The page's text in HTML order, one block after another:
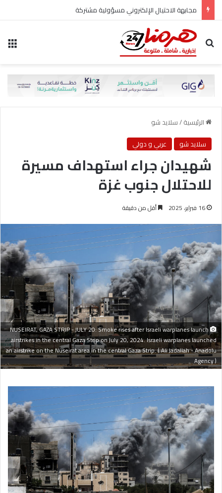
مجابهة الاحتيال الإلكتروني مسؤولية مشتركة
بحث عن
الرئيسية/سلايد شو
سلايد شو
عربي و دولي
شهيدان جراء استهداف مسيرة
للاحتلال جنوب غزة
16 فبراير، 2025 أقل من دقيقة
NUSEIRAT, GAZA STRIP - JULY 20: Smoke rises after Israeli warplanes launch
airstrikes in the central Gaza Strip on July 20, 2024. Israeli warplanes launched
an airstrike on the Nuseirat area in the central Gaza Strip. ( Ali Jadallah - Anadolu
Agency )